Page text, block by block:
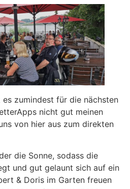
zumindest für die nächsten
nicht gut meinen
von hier aus zum direkten
die Sonne, sodass die
und gut gelaunt sich auf ein
& Doris im Garten freuen